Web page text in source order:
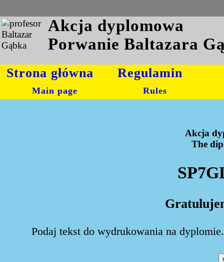
Akcja dyplomowa
Porwanie Baltazara
Strona główna
Main page
Regulamin
Rules
Akcja
The
Podaj tekst do wydrukowania na